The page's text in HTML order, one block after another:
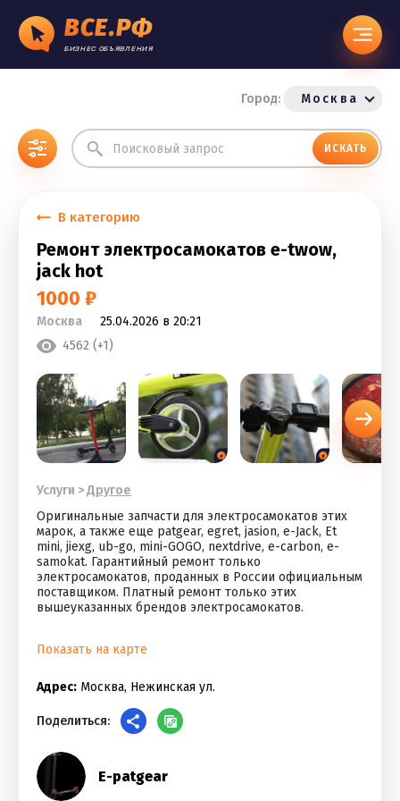
ВСЕ.РФ
БИЗНЕС ОБЪЯВЛЕНИЯ
Город: Москва
ИСКАТЬ
В категорию
Ремонт электросамокатов e-twow,
jack hot
1000 ₽
Москва
25.04.2026 в 20:21
4562 (+1)
Услуги >Другое
Оригинальные запчасти для электросамокатов этих
марок, а также еще patgear, egret, jasion, e-Jack, Et
mini, jiexg, ub-go, mini-GOGO, nextdrive, e-carbon, e-
samokat. Гарантийный ремонт только
электросамокатов, проданных в России официальным
поставщиком. Платный ремонт только этих
вышеуказанных брендов электросамокатов.
Показать на карте
Адрес: Москва, Нежинская ул.
Поделиться:
E-patgear